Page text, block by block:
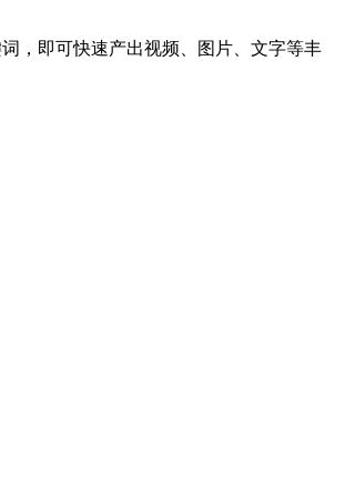
，即可快速产出视频、图片、文字等丰